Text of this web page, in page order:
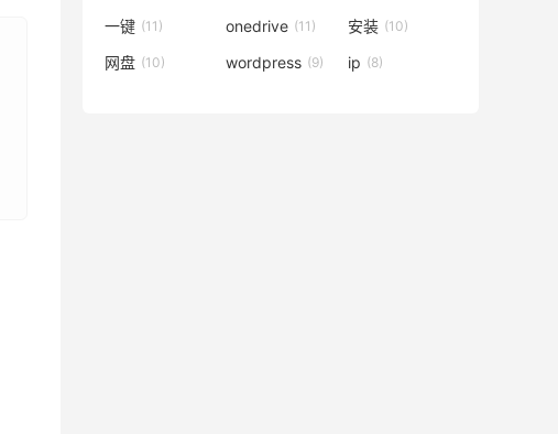
一键 (11) onedrive (11) 安装 (10)
网盘 (10) wordpress (9) ip (8)